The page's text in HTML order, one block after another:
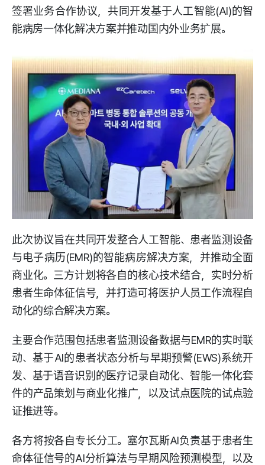
签署业务合作协议，共同开发基于人工智能(AI)的智
能病房一体化解决方案并推动国内外业务扩展。
此次协议旨在共同开发整合人工智能、患者监测设备
与电子病历(EMR)的智能病房解决方案，并推动全面
商业化。三方计划将各自的核心技术结合，实时分析
患者生命体征信号，并打造可将医护人员工作流程自
动化的综合解决方案。
主要合作范围包括患者监测设备数据与EMR的实时联
动、基于AI的患者状态分析与早期预警(EWS)系统开
发、基于语音识别的医疗记录自动化、智能一体化套
件的产品策划与商业化推广，以及试点医院的试点验
证推进等。
各方将按各自专长分工。塞尔瓦斯AI负责基于患者生
命体征信号的AI分析算法与早期风险预测模型，以及